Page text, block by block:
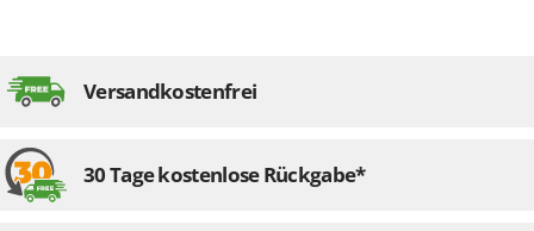
T
Tecla
Telwin
Versandkostenfrei
30 Tage kostenlose Rückgabe*